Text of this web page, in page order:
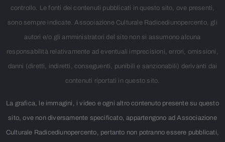
controllo. Le fonti dei contenuti pubblicati in questo sito, ove presenti,
sono sempre indicate. Associazione Culturale Radicediunopercento, gli
autori e/o gli amministratori del sito non si assumono alcuna
responsabilità relativamente ad eventuali imprecisioni, errori, omissioni,
danni (diretti, indiretti, conseguenti, punibili e sanzionabili) derivanti dai
contenuti riportati in questo sito.
La grafica, le immagini, i video e ogni altro contenuto presente su questo
sito, ove non diversamente specificato, appartengono ad Associazione
Culturale Radicediunopercento, pertanto non potranno essere pubblicati,